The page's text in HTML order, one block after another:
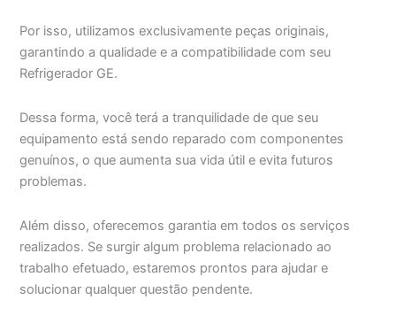
Por isso, utilizamos exclusivamente peças originais,
garantindo a qualidade e a compatibilidade com seu
Refrigerador GE.
Dessa forma, você terá a tranquilidade de que seu
equipamento está sendo reparado com componentes
genuínos, o que aumenta sua vida útil e evita futuros
problemas.
Além disso, oferecemos garantia em todos os serviços
realizados. Se surgir algum problema relacionado ao
trabalho efetuado, estaremos prontos para ajudar e
solucionar qualquer questão pendente.